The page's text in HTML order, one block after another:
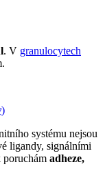
. V granulocytech
)
systému nejsou
ligandy, signálními
poruchám adheze,